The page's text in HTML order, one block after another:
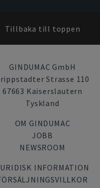
Tillbaka till toppen
GINDUMAC GmbH
Strasse 110
67663 Kaiserslautern
Tyskland
OM GINDUMAC
JOBB
NEWSROOM
INFORMATION